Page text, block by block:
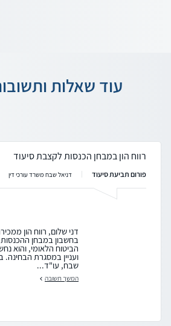
עוד שאלות
רווח הון במבחן הכנסות לקצבת סיעוד
פורום תביעת סיעוד דניאל שבח משרד עורכי דין
דני שלום, רווח הון
בחשבון במבחן
הביטוח הלאומי, והוא
ועניין במסגרת
שבח, עו"ד...
המשך תשובה